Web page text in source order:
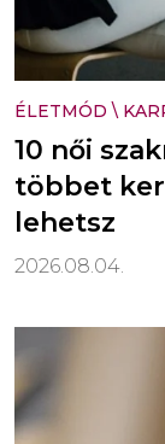
ÉLETMÓD \
10 női
többet
lehetsz
2026.08.04.